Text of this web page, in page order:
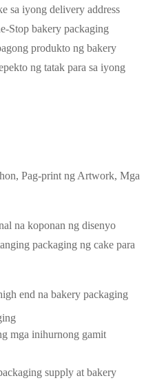
sa iyong delivery address
Stop bakery packaging
produkto ng bakery
ng tatak para sa iyong
Pag-print ng Artwork, Mga
na koponan ng disenyo
packaging ng cake para
end na bakery packaging
mga inihurnong gamit
supply at bakery